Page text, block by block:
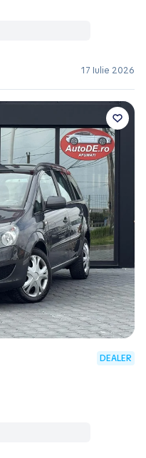
17 Iulie 2026
DEALER